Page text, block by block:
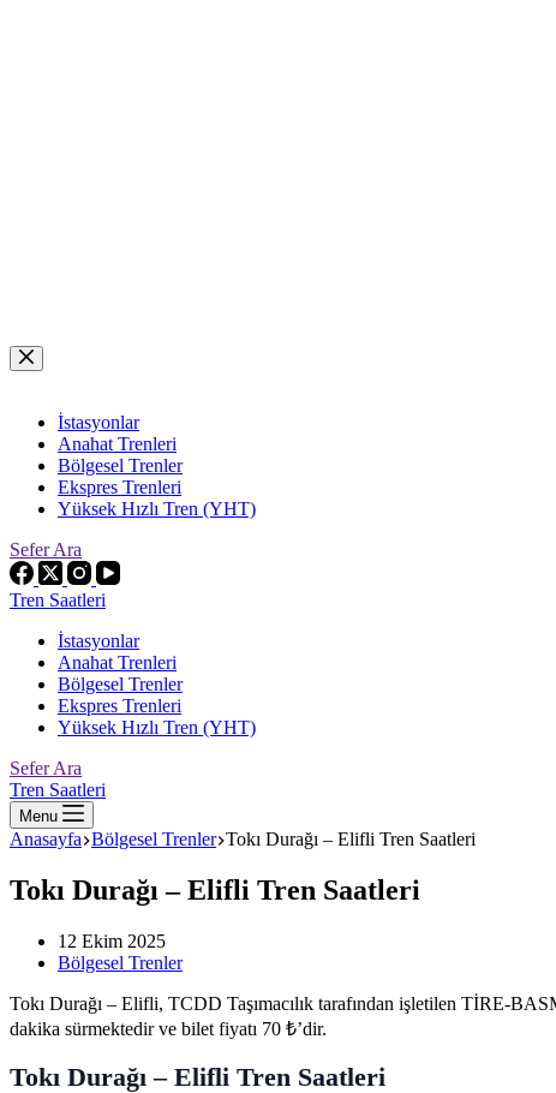
Skip
to
İstasyonlar
Anahat Trenleri
Bölgesel Trenler
Ekspres Trenleri
Yüksek Hızlı Tren (YHT)
Sefer Ara
Tren Saatleri
İstasyonlar
Anahat Trenleri
Bölgesel Trenler
Ekspres Trenleri
Yüksek Hızlı Tren (YHT)
Sefer Ara
Tren Saatleri
Menu
Anasayfa Bölgesel Trenler Tokı Durağı – Elifli Tren Saatleri
Tokı Durağı – Elifli Tren Saatleri
12 Ekim 2025
Bölgesel Trenler
Tokı Durağı – Elifli, TCDD Taşımacılık tarafından işletilen TİRE-
dakika sürmektedir ve bilet fiyatı 70 ₺’dir.
Tokı Durağı – Elifli Tren Saatleri